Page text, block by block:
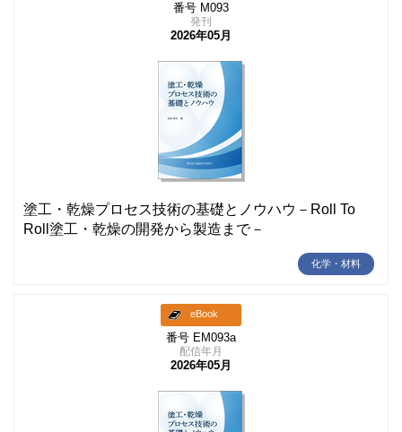
番号 M093
発刊
2026年05月
塗工・乾燥プロセス技術の基礎とノウハウ－Roll To
Roll塗工・乾燥の開発から製造まで－
化学・材料
eBook
番号 EM093a
配信年月
2026年05月